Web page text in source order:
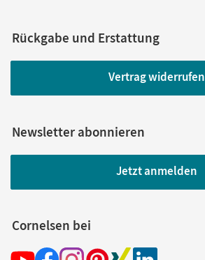
Rückgabe und Erstattung
Vertrag widerrufen
Newsletter abonnieren
Jetzt anmelden
Cornelsen bei